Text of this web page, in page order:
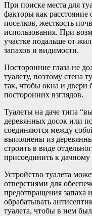
При поиске места для
факторы как расстояние
поселков, жесткость
использования. При
участке подальше от
запахов и видимости.
Посторонние глаза не
туалету, поэтому стена
так, чтобы окна и двери
посторонних взглядов.
Туалеты на даче типа
деревянных досок или
соединяются между
выполнены из
строить в виде
присоединить к дачному
Устройство туалета
отверстиями для
предотвращения запаха
обрабатывать
туалета, чтобы в нем